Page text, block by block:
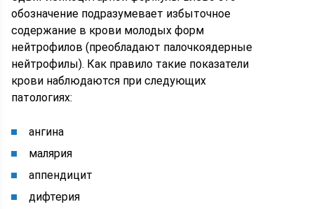
обозначение подразумевает избыточное
содержание в крови молодых форм
нейтрофилов (преобладают палочкоядерные
нейтрофилы). Как правило такие показатели
крови наблюдаются при следующих
патологиях:
ангина
малярия
аппендицит
дифтерия